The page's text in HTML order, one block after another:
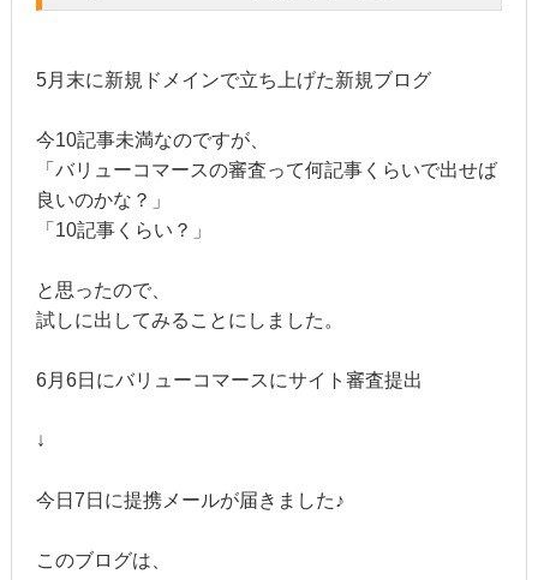
5月末に新規ドメインで立ち上げた新規ブログ
今10記事未満なのですが、
「バリューコマースの審査って何記事くらいで出せば
良いのかな？」
「10記事くらい？」
と思ったので、
試しに出してみることにしました。
6月6日にバリューコマースにサイト審査提出
↓
今日7日に提携メールが届きました♪
このブログは、